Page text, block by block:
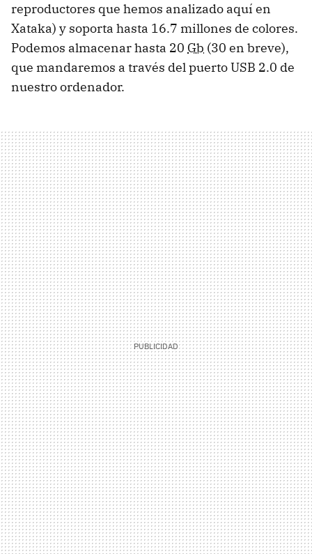
reproductores que hemos analizado aquí en
Xataka) y soporta hasta 16.7 millones de colores.
Podemos almacenar hasta 20 Gb (30 en breve),
que mandaremos a través del puerto USB 2.0 de
nuestro ordenador.